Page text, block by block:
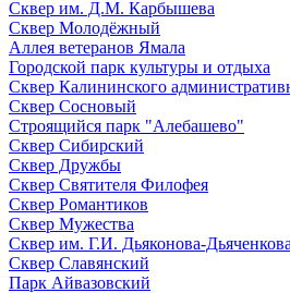
Сквер им. Д.М. Карбышева
Сквер Молодёжный
Аллея ветеранов Ямала
Городской парк культуры и отдыха
Сквер Калининского
Сквер Сосновый
Строящийся парк "Алебашево"
Сквер Сибирский
Сквер Дружбы
Сквер Святителя Филофея
Сквер Романтиков
Сквер Мужества
Сквер им. Г.И. Дьяконова-Дьяченкова
Сквер Славянский
Парк Айвазовский